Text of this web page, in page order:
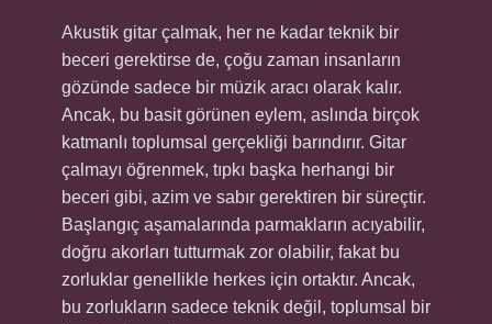
Akustik gitar çalmak, her ne kadar teknik bir
beceri gerektirse de, çoğu zaman insanların
gözünde sadece bir müzik aracı olarak kalır.
Ancak, bu basit görünen eylem, aslında birçok
katmanlı toplumsal gerçekliği barındırır. Gitar
çalmayı öğrenmek, tıpkı başka herhangi bir
beceri gibi, azim ve sabır gerektiren bir süreçtir.
Başlangıç aşamalarında parmakların acıyabilir,
doğru akorları tutturmak zor olabilir, fakat bu
zorluklar genellikle herkes için ortaktır. Ancak,
bu zorlukların sadece teknik değil, toplumsal bir